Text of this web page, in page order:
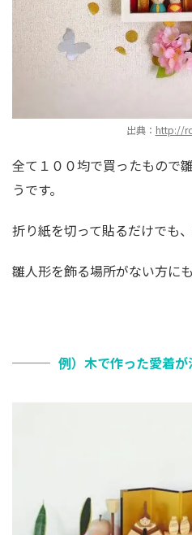
出典： http://
全て１００均で買ったもので
うです。
折り紙を切って貼るだけでも
雛人形を飾る場所がない方に
例）木で作った愛着